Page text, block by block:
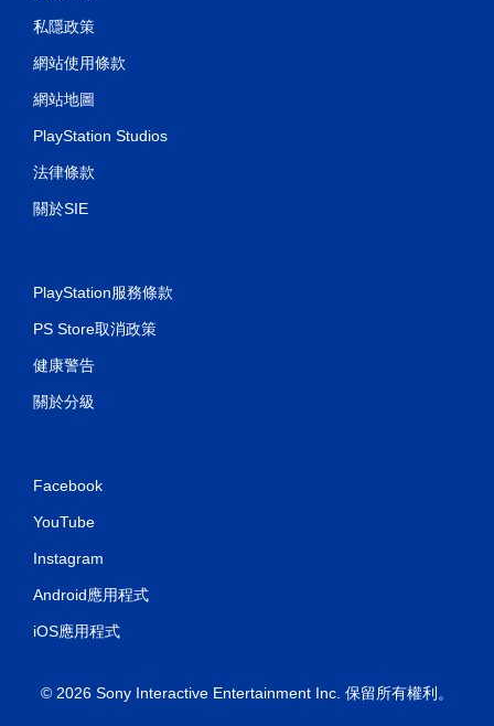
私隱政策
網站使用條款
網站地圖
PlayStation Studios
法律條款
關於SIE
PlayStation服務條款
PS Store取消政策
健康警告
關於分級
Facebook
YouTube
Instagram
Android應用程式
iOS應用程式
© 2026 Sony Interactive Entertainment Inc. 保留所有權利。